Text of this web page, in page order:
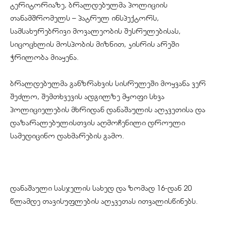
ტერიტორიაზე, ბრალდებულმა პოლიციის
თანამშრომელს – პატრულ ინსპექტორს,
სამსახურებრივი მოვალეობის შესრულებისას,
სიცოცხლის მოსპობის მიზნით, კისრის არეში
ჭრილობა მიაყენა.
ბრალდებულმა განზრახვის სისრულეში მოყვანა ვერ
შეძლო, შემთხვევის ადგილზე მყოფი სხვა
პოლიციელების მხრიდან დანაშაულის აღკვეთისა და
დაზარალებულისთვის აღმოჩენილი დროული
სამედიცინო დახმარების გამო.
დანაშაული სასჯელის სახედ და ზომად 16-დან 20
წლამდე თავისუფლების აღკვეთას ითვალისწინებს.